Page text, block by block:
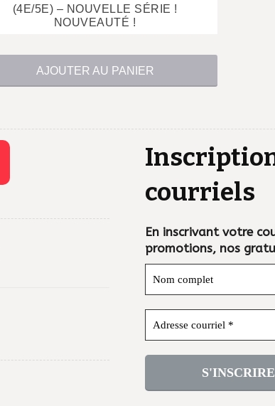
(4E/5E) – NOUVELLE SÉRIE !
NOUVEAUTÉ !
$
AJOUTER AU PANIER
courriels
En inscrivant votre
promotions, nos